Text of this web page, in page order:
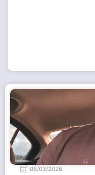
06/03/2026